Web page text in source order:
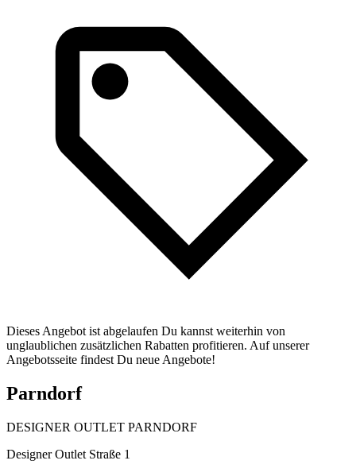
Dieses Angebot ist abgelaufen Du kannst weiterhin von
unglaublichen zusätzlichen Rabatten profitieren. Auf unserer
Angebotsseite findest Du neue Angebote!
Parndorf
DESIGNER OUTLET PARNDORF
Designer Outlet Straße 1